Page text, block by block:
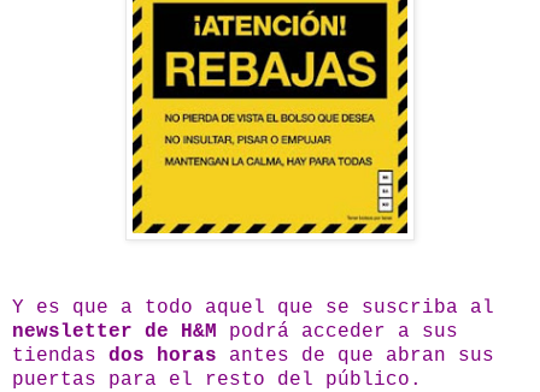
Y es que a todo aquel que se suscriba al
newsletter de H&M podrá acceder a sus
tiendas dos horas antes de que abran sus
puertas para el resto del público.